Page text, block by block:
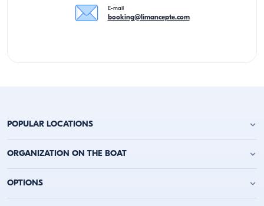
E-mail
booking@limancepte.com
POPULAR LOCATIONS
Jachtverhuur Antalya
Jachtverhuur Kaş
Jachtverhuur Kalkan
ORGANIZATION ON THE BOAT
Verjaardagsfeest op het jacht
OPTIONS